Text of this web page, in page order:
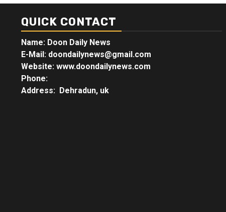
QUICK CONTACT
Name: Doon Daily News
E-Mail: doondailynews@gmail.com
Website: www.doondailynews.com
Phone:
Address: Dehradun, uk